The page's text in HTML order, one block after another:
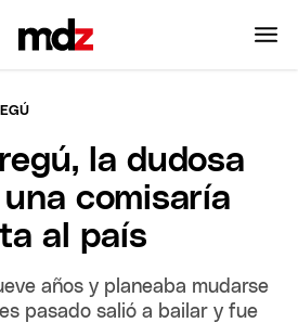
la dudosa
comisaría
al país
años y planeaba mudarse
pasado salió a bailar y fue